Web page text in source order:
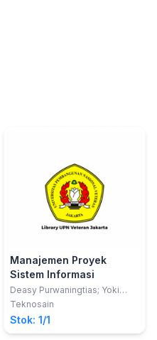
Manajemen Proyek
Sistem Informasi
Deasy Purwaningtias; Yoki
Firmansyah; Eva Meilinda
Teknosain
Stok: 1/1